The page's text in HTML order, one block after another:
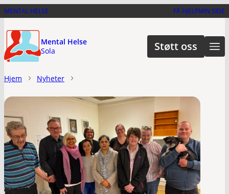
Hopp
hovedinnhold
MENTAL HELSE FÅ HJELPMIN SIDE
Mental Helse
Sola
Støtt oss
Hjem Nyheter